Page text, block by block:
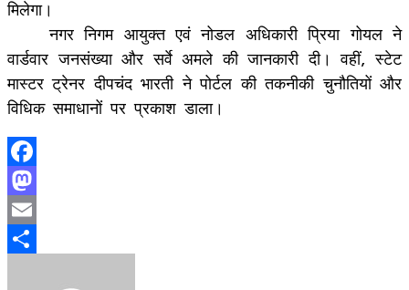
मिलेगा।
​नगर निगम आयुक्त एवं नोडल अधिकारी प्रिया गोयल ने
वार्डवार जनसंख्या और सर्वे अमले की जानकारी दी। वहीं, स्टेट
मास्टर ट्रेनर दीपचंद भारती ने पोर्टल की तकनीकी चुनौतियों और
विधिक समाधानों पर प्रकाश डाला।
Facebook
Mastodon
Email